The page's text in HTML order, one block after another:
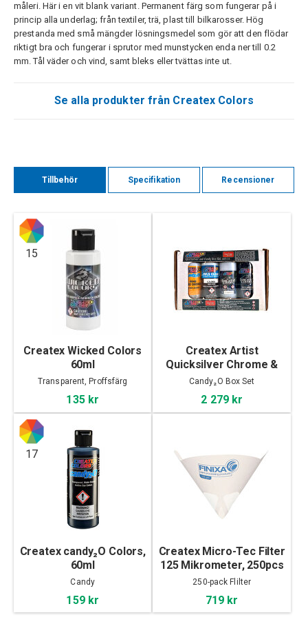
måleri. Här i en vit blank variant. Permanent färg som fungerar på i
princip alla underlag; från textiler, trä, plast till bilkarosser. Hög
prestanda med små mängder lösningsmedel som gör att den flödar
riktigt bra och fungerar i sprutor med munstycken enda ner till 0.2
mm. Tål väder och vind, samt bleks eller tvättas inte ut.
Se alla produkter från Createx Colors
Tillbehör Specifikation Recensioner
15
Createx Wicked Colors
60ml
Transparent, Proffsfärg
135 kr
Createx Artist
Quicksilver Chrome &
Candy₂O Box Set
Candy₂O Box Set
2 279 kr
17
Createx candy₂O Colors,
60ml
Candy
159 kr
Createx Micro-Tec Filter
125 Mikrometer, 250pcs
250-pack Flilter
719 kr